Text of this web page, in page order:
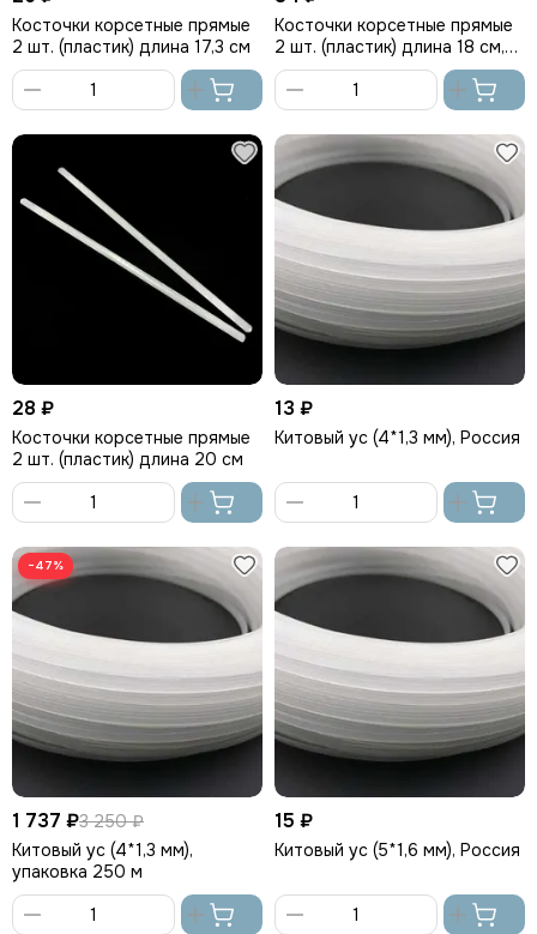
Косточки корсетные прямые
2 шт. (пластик) длина 17,3 см
корзину
Косточки корсетные прямые
2 шт. (пластик) длина 18 см,
Греция
корзину
28 ₽
Косточки корсетные прямые
2 шт. (пластик) длина 20 см
корзину
13 ₽
Китовый ус (4*1,3 мм), Россия
корзину
−47%
1 737 ₽3 250 ₽
Китовый ус (4*1,3 мм),
упаковка 250 м
15 ₽
Китовый ус (5*1,6 мм), Россия